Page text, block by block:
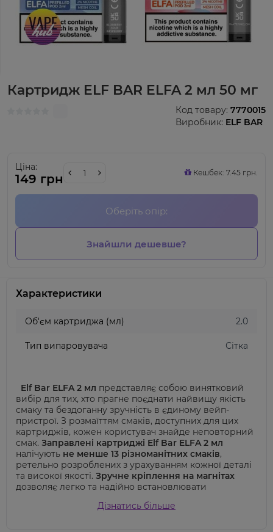
Картридж ELF BAR ELFA 2 мл 50 мг
Виробник: ELF BAR
Код товару: 7770015
Ціна:
149 грн Кешбек: 7.45 грн.
Оберіть опір:
Знайшли дешевше?
Характеристики
Об'єм картриджа (мл) 2.0
Тип випаровувача Сітка
Elf Bar ELFA 2 мл представляє собою винятковий
вибір для тих, хто прагне поєднати найвищу якість
смаку та бездоганну зручність в єдиному вейп-
пристрої. З розмаїттям смаків, доступних для цих
картриджів, кожен користувач знайде неповторний
смак. Заправлені картриджі Elf Bar ELFA 2 мл
налічують не менше 13 різноманітних смаків,
ретельно розроблених з урахуванням кожної деталі
та високої якості. Зручне кріплення на магнітах
дозволяє легко та надійно встановлювати
безперебійний вейпінг. З об'ємом2 мл рідини
Дізнатись більше